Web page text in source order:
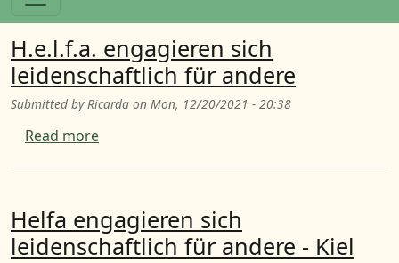
H.e.l.f.a. engagieren sich
leidenschaftlich für andere
Submitted by Ricarda on Mon, 12/20/2021 - 20:38
Read moreabout H.e.l.f.a. engagieren sich
Helfa engagieren sich
leidenschaftlich für andere - Kiel